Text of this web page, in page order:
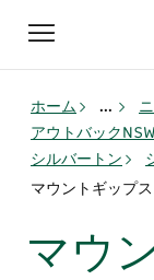
Toggle
navigation
ホーム ...
アウトバックNSW
シルバートン
マウ